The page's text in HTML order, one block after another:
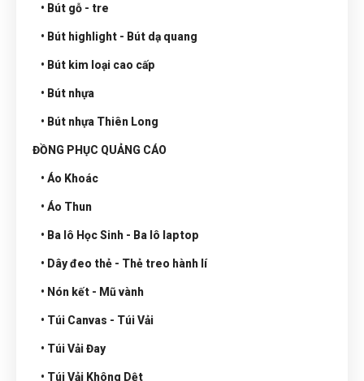
• Bút gỗ - tre
• Bút highlight - Bút dạ quang
• Bút kim loại cao cấp
• Bút nhựa
• Bút nhựa Thiên Long
ĐỒNG PHỤC QUẢNG CÁO
• Áo Khoác
• Áo Thun
• Ba lô Học Sinh - Ba lô laptop
• Dây đeo thẻ - Thẻ treo hành lí
• Nón kết - Mũ vành
• Túi Canvas - Túi Vải
• Túi Vải Đay
• Túi Vải Không Dệt